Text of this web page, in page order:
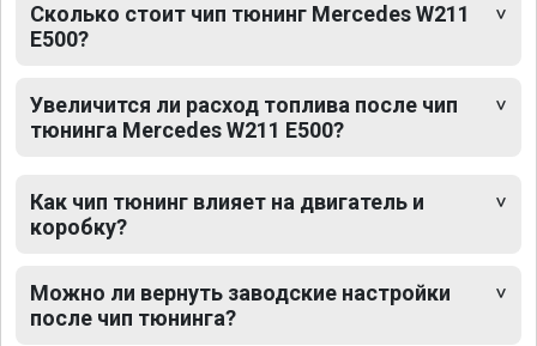
Сколько стоит чип тюнинг Mercedes W211
E500?
Увеличится ли расход топлива после чип
тюнинга Mercedes W211 E500?
Как чип тюнинг влияет на двигатель и
коробку?
Можно ли вернуть заводские настройки
после чип тюнинга?